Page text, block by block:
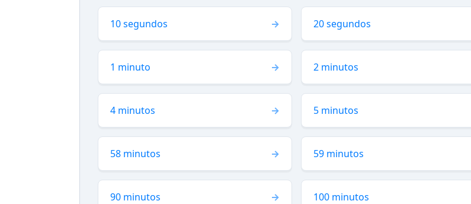
10 segundos 20 segundos
1 minuto 2 minutos
4 minutos 5 minutos
58 minutos 59 minutos
90 minutos 100 minutos